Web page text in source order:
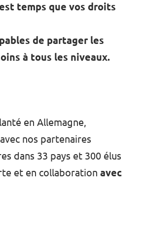
temps que vos droits
de partager les
à tous les niveaux.
en Allemagne,
nos partenaires
dans 33 pays et 300 élus
et en collaboration avec